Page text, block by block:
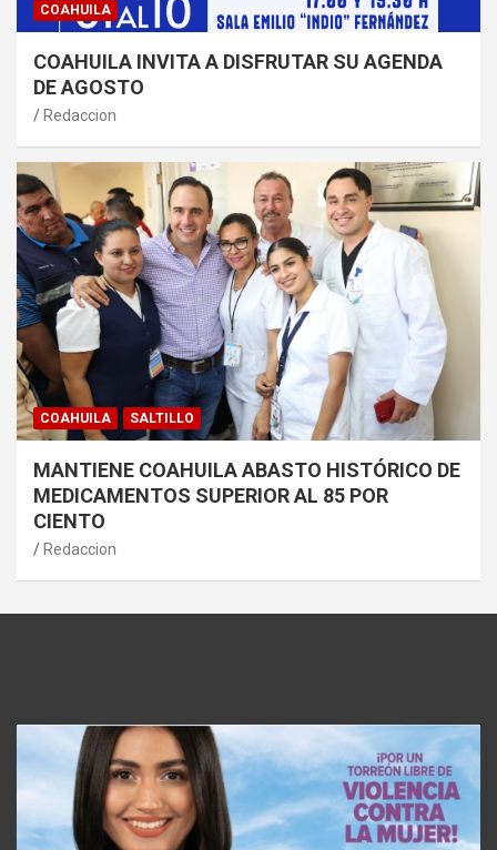
COAHUILA
COAHUILA INVITA A DISFRUTAR SU AGENDA
DE AGOSTO
Redaccion
COAHUILA SALTILLO
MANTIENE COAHUILA ABASTO HISTÓRICO DE
MEDICAMENTOS SUPERIOR AL 85 POR
CIENTO
Redaccion